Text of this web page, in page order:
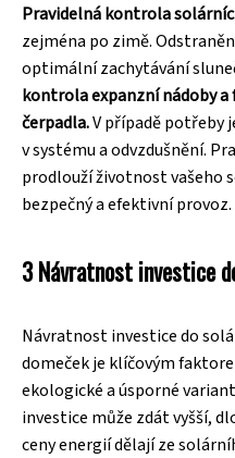
Pravidelná kontrola
zejména po zimě.
optimální zachytávání
kontrola expanzní nádoby
čerpadla.V případě potřeby
v systému a odvzdušnění.
prodlouží životnost vašeho
bezpečný a efektivní provoz.
3 Návratnost investice
Návratnost investice do
domeček je klíčovým
ekologické a úsporné
investice může zdát vyšší,
ceny energií dělají ze